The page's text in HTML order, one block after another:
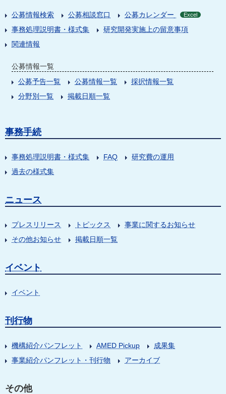
公募情報検索 公募相談窓口 公募カレンダー Excel
事務処理説明書・様式集
研究開発実施上の留意事項
関連情報
公募情報一覧
公募予告一覧
公募情報一覧
採択情報一覧
分野別一覧
掲載日順一覧
事務手続
事務処理説明書・様式集 FAQ
研究費の運用
過去の様式集
ニュース
プレスリリース トピックス
事業に関するお知らせ
その他お知らせ
掲載日順一覧
イベント
イベント
刊行物
機構紹介パンフレット AMED Pickup
成果集
事業紹介パンフレット・刊行物
アーカイブ
その他